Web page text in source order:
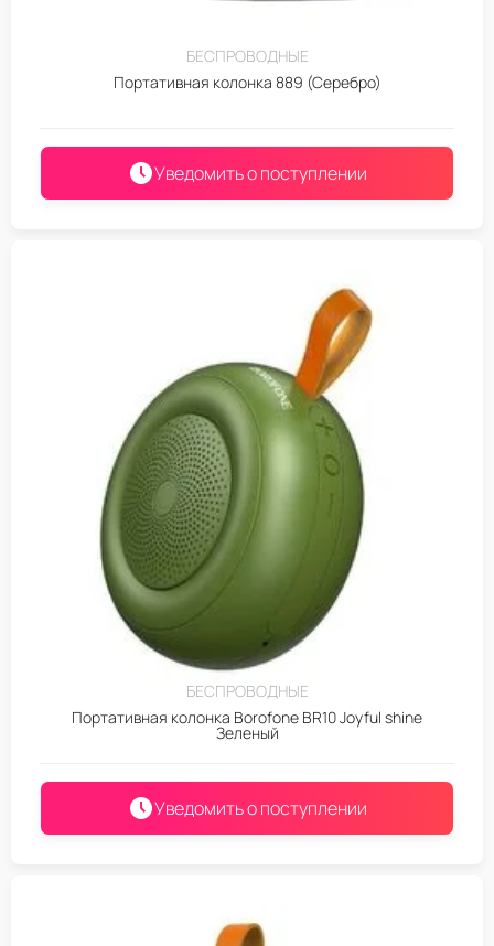
БЕСПРОВОДНЫЕ
Портативная колонка 889 (Серебро)
Уведомить о поступлении
БЕСПРОВОДНЫЕ
Портативная колонка Borofone BR10 Joyful shine
Зеленый
Уведомить о поступлении